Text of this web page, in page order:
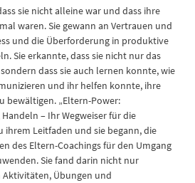
sie nicht alleine war und dass ihre
waren. Sie gewann an Vertrauen und
und die Überforderung in produktive
Sie erkannte, dass sie nicht nur das
dass sie auch lernen konnte, wie
und ihr helfen konnte, ihre
bewältigen. „Eltern-Power:
– Ihr Wegweiser für die
ihrem Leitfaden und sie begann, die
des Eltern-Coachings für den Umgang
Sie fand darin nicht nur
Aktivitäten, Übungen und